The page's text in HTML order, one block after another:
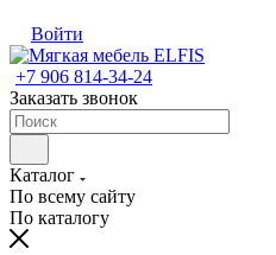
Войти
+7 906 814-34-24
Заказать звонок
Каталог
По всему сайту
По каталогу